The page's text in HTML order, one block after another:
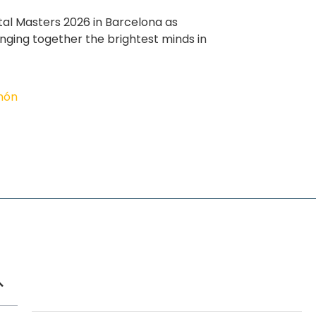
Masters 2026 in Barcelona as
together the brightest minds in